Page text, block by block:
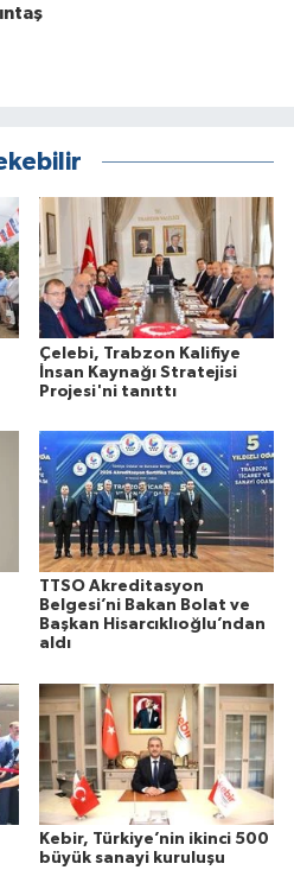
Çelebi, Trabzon Kalifiye
İnsan Kaynağı Stratejisi
Projesi'ni tanıttı
TTSO Akreditasyon
Belgesi’ni Bakan Bolat ve
Başkan Hisarcıklıoğlu’ndan
aldı
Kebir, Türkiye’nin ikinci 500
büyük sanayi kuruluşu